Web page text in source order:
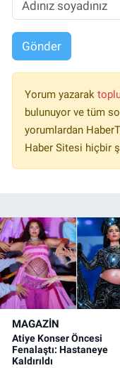
Gönder
Yorum yazarak
bulunuyor ve tüm
yorumlardan
Haber Sitesi hiçbir
MAGAZİN
Atiye Konser Öncesi
Fenalaştı: Hastaneye
Kaldırıldı